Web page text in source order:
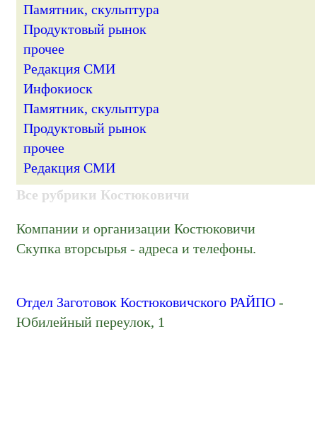
Памятник, скульптура
Продуктовый рынок
прочее
Редакция СМИ
Инфокиоск
Памятник, скульптура
Продуктовый рынок
прочее
Редакция СМИ
Все рубрики Костюковичи
Компании и организации Костюковичи
Скупка вторсырья - адреса и телефоны.
Отдел Заготовок Костюковичского РАЙПО -
Юбилейный переулок, 1